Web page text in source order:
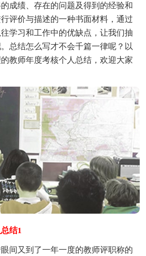
绩、存在的问题及得到的经验和
评价与描述的一种书面材料，通过
学习和工作中的优缺点，让我们抽
总结怎么写才不会千篇一律呢？以
教师年度考核个人总结，欢迎大家
结1
又到了一年一度的教师评职称的